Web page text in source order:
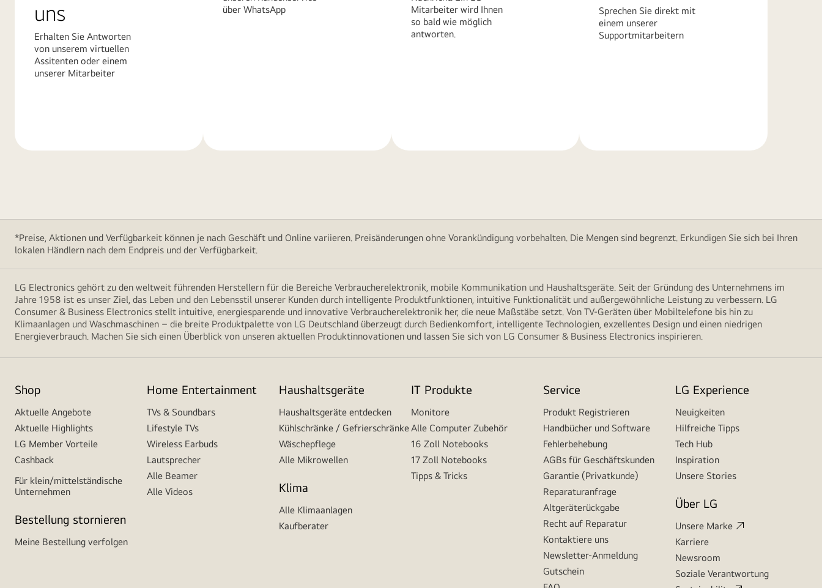
uns
Erhalten Sie Antworten
von unserem virtuellen
Assitenten oder einem
unserer Mitarbeiter
über WhatsApp
Mitarbeiter wird Ihnen
so bald wie möglich
antworten.
Sprechen Sie direkt mit
einem unserer
Supportmitarbeitern
*Preise, Aktionen und Verfügbarkeit können je nach Geschäft und Online variieren. Preisänderungen ohne Vorankündigung vorbehalten. Die Mengen sind begrenzt. Erkundigen Sie sich bei Ihren
lokalen Händlern nach dem Endpreis und der Verfügbarkeit.
LG Electronics gehört zu den weltweit führenden Herstellern für die Bereiche Verbraucherelektronik, mobile Kommunikation und Haushaltsgeräte. Seit der Gründung des Unternehmens im
Jahre 1958 ist es unser Ziel, das Leben und den Lebensstil unserer Kunden durch intelligente Produktfunktionen, intuitive Funktionalität und außergewöhnliche Leistung zu verbessern. LG
Consumer & Business Electronics stellt intuitive, energiesparende und innovative Verbraucherelektronik her, die neue Maßstäbe setzt. Von TV-Geräten über Mobiltelefone bis hin zu
Klimaanlagen und Waschmaschinen – die breite Produktpalette von LG Deutschland überzeugt durch Bedienkomfort, intelligente Technologien, exzellentes Design und einen niedrigen
Energieverbrauch. Machen Sie sich einen Überblick von unseren aktuellen Produktinnovationen und lassen Sie sich von LG Consumer & Business Electronics inspirieren.
Shop
Aktuelle Angebote
Aktuelle Highlights
LG Member Vorteile
Cashback
Für klein/mittelständische
Unternehmen
Bestellung stornieren
Meine Bestellung verfolgen
Home Entertainment
TVs & Soundbars
Lifestyle TVs
Wireless Earbuds
Lautsprecher
Alle Beamer
Alle Videos
Haushaltsgeräte
Haushaltsgeräte entdecken
Kühlschränke / Gefrierschränke
Wäschepflege
Alle Mikrowellen
Klima
Alle Klimaanlagen
Kaufberater
IT Produkte
Monitore
Alle Computer Zubehör
16 Zoll Notebooks
17 Zoll Notebooks
Tipps & Tricks
Service
Produkt Registrieren
Handbücher und Software
Fehlerbehebung
AGBs für Geschäftskunden
Garantie (Privatkunde)
Reparaturanfrage
Altgeräterückgabe
Recht auf Reparatur
Kontaktiere uns
Newsletter-Anmeldung
Gutschein
LG Experience
Neuigkeiten
Hilfreiche Tipps
Tech Hub
Inspiration
Unsere Stories
Über LG
Unsere Marke
Karriere
Newsroom
Soziale Verantwortung